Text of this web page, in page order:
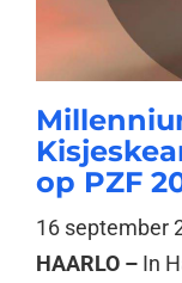
op PZF
16 september
HAARLO – In